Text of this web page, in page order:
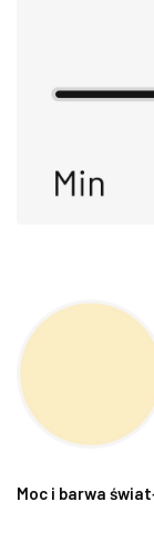
Moc i barwa